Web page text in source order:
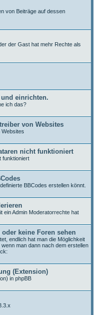
von Beiträge auf dessen
der Gast hat mehr Rechte als
einrichten.
ich das?
von Websites
nicht funktioniert
funktioniert
BBCodes erstellen könnt.
ein Admin Moderatorrechte hat
keine Foren sehen
endlich hat man die Möglichkeit
man dann nach dem erstellen
(Extension)
in phpBB